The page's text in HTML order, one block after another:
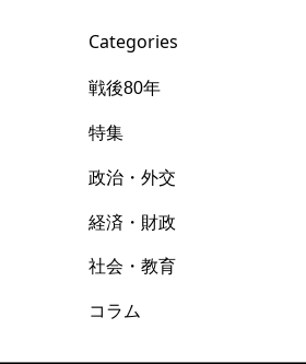
Categories
戦後80年
特集
政治・外交
経済・財政
社会・教育
コラム